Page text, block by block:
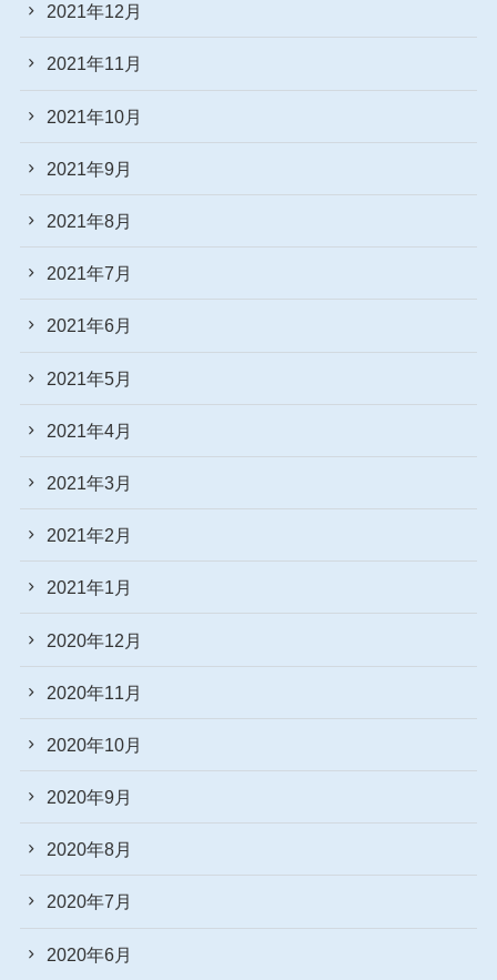
2021年12月
2021年11月
2021年10月
2021年9月
2021年8月
2021年7月
2021年6月
2021年5月
2021年4月
2021年3月
2021年2月
2021年1月
2020年12月
2020年11月
2020年10月
2020年9月
2020年8月
2020年7月
2020年6月